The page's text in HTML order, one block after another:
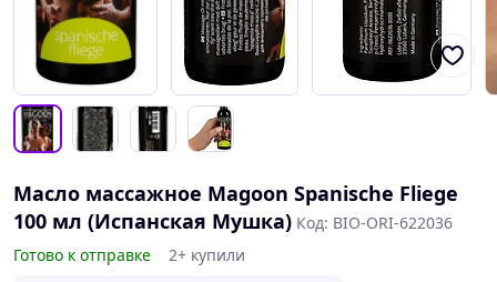
Масло массажное Magoon Spanische Fliege
100 мл (Испанская Мушка) Код: BIO-ORI-622036
Готово к отправке
2+ купили